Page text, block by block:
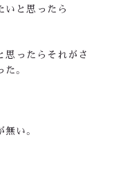
いと思ったら
思ったらそれがさ
。
い。